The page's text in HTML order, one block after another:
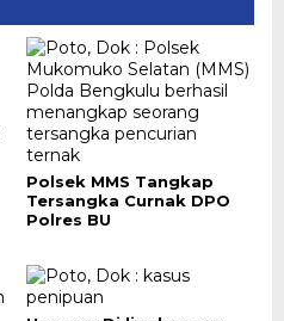
Polsek MMS Tangkap
Tersangka Curnak DPO
Polres BU